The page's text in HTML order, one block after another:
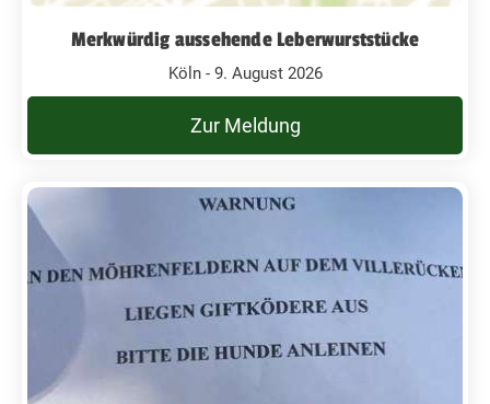
Merkwürdig aussehende Leberwurststücke
Köln - 9. August 2026
Zur Meldung